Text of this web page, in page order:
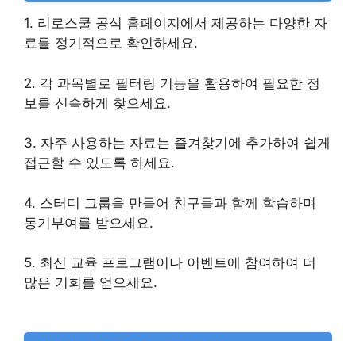
1. 리로스쿨 공식 홈페이지에서 제공하는 다양한 자
료를 정기적으로 확인하세요.
2. 각 과목별로 필터링 기능을 활용하여 필요한 정
보를 신속하게 찾으세요.
3. 자주 사용하는 자료는 즐겨찾기에 추가하여 쉽게
접근할 수 있도록 하세요.
4. 스터디 그룹을 만들어 친구들과 함께 학습하며
동기부여를 받으세요.
5. 최신 교육 프로그램이나 이벤트에 참여하여 더
많은 기회를 얻으세요.